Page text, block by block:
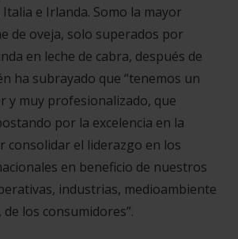
e Irlanda. Somo la mayor
de oveja, solo superados por
en leche de cabra, después de
ha subrayado que “tenemos un
y muy profesionalizado, que
por la excelencia en la
consolidar el liderazgo en los
en beneficio de nuestros
industrias, medioambiente
los consumidores”.